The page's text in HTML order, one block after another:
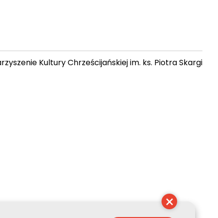
Kultury Chrześcijańskiej im. ks. Piotra Skargi
×